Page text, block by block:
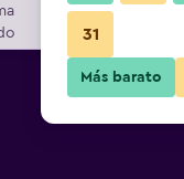
31
Más barato